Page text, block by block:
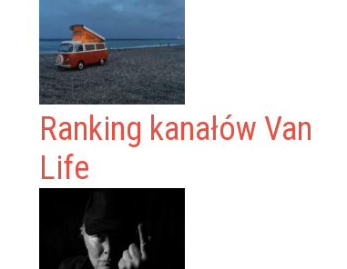
Ranking kanałów Van
Life